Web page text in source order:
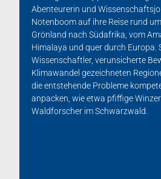
Abenteurerin und
Notenboom auf ihre Reise rund
Grönland nach Südafrika, vom
Himalaya und quer durch Europa.
Wissenschaftler, verunsicherte
Klimawandel gezeichneten
die entstehende Probleme
anpacken, wie etwa pfiffige
Waldforscher im Schwarzwald.